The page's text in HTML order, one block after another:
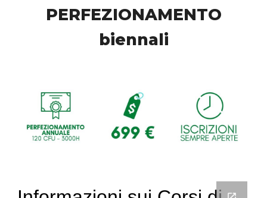
PERFEZIONAMENTO
biennali